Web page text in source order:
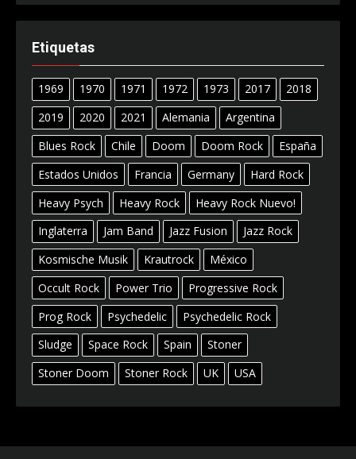
Etiquetas
1969 1970 1971 1972 1973 2017
2018
2019
2020 2021 Alemania
Argentina
Blues Rock
Chile Doom Doom Rock
España
Estados Unidos
Francia Germany
Hard Rock
Heavy Psych
Heavy Rock
Heavy Rock Nuevo!
Inglaterra
Jam Band Jazz Fusion
Jazz Rock
Kosmische Musik
Krautrock
México
Occult Rock
Power Trio
Progressive Rock
Prog Rock
Psychedelic
Psychedelic Rock
Sludge
Space Rock Spain
Stoner
Stoner Doom
Stoner Rock UK USA